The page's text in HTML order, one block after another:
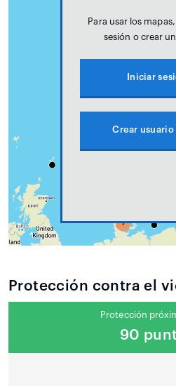
Para usar los
sesión o crear
Iniciar
Crear usuario
Protección contra el
Protección
90